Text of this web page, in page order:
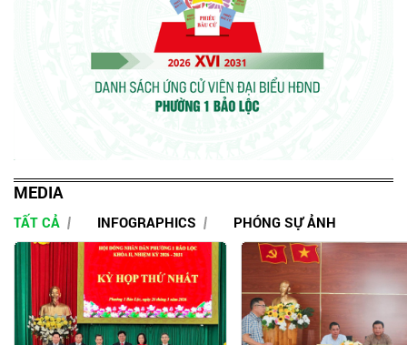
MEDIA
TẤT CẢ INFOGRAPHICS PHÓNG SỰ ẢNH